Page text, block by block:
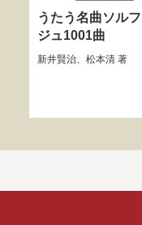
うたう名曲ソル
ジュ1001曲
新井賢治、 松本清著